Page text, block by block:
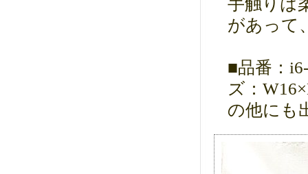
手触りは
があって
■品番：
ズ：
の他にも